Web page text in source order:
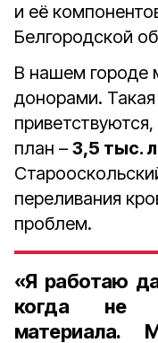
и её
Белгородской
В нашем городе
донорами.
план – 3,5 тыс.
переливания
проблем.
«Я работаю
когда не
материала.